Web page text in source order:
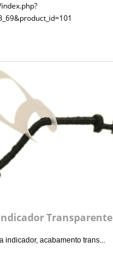
Transparente
indicador, acabamento trans...